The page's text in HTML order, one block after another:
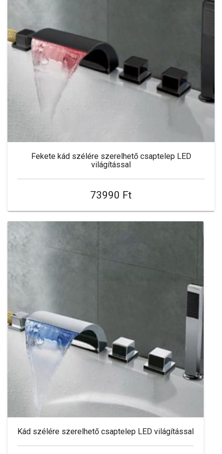
Fekete kád szélére szerelhető csaptelep LED
világítással
73990 Ft
Kád szélére szerelhető csaptelep LED világítással